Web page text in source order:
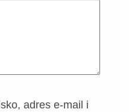
adres e-mail i